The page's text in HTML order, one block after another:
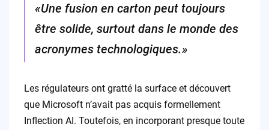
«Une fusion en carton peut toujours
être solide, surtout dans le monde des
acronymes technologiques.»
Les régulateurs ont gratté la surface et découvert
que Microsoft n’avait pas acquis formellement
Inflection AI. Toutefois, en incorporant presque toute